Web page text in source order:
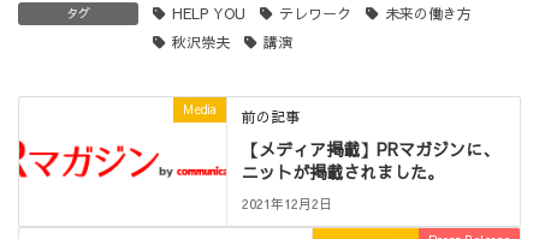
タグ HELP YOU テレワーク
未来の働き方
秋沢崇夫
講演
Media 前の記事
【メディア掲載】PRマガジンに、
ニットが掲載されました。
2021年12月2日